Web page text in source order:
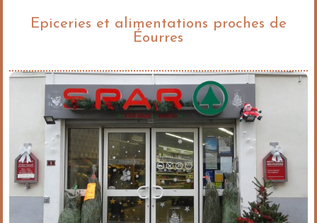
Epiceries et alimentations proches de
Éourres